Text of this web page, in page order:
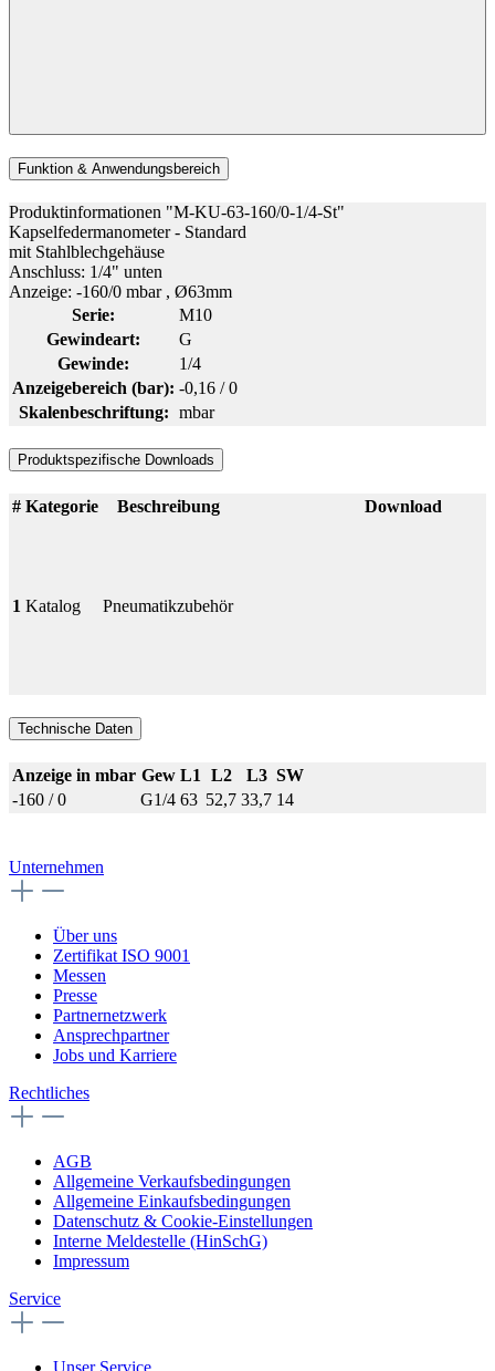
Funktion & Anwendungsbereich
Produktinformationen "M-KU-63-160/0-1/4-St"
Kapselfedermanometer - Standard
mit Stahlblechgehäuse
Anschluss: 1/4" unten
Anzeige: -160/0 mbar , Ø63mm
Serie:
M10
Gewindeart:
G
Gewinde:
1/4
Anzeigebereich (bar): -0,16 / 0
Skalenbeschriftung: mbar
Produktspezifische Downloads
# Kategorie Beschreibung Download
1 Katalog Pneumatikzubehör
Technische Daten
Anzeige in mbar Gew L1 L2 L3 SW
-160 / 0
G1/4 63 52,7 33,7 14
Unternehmen
Über uns
Zertifikat ISO 9001
Messen
Presse
Partnernetzwerk
Ansprechpartner
Jobs und Karriere
Rechtliches
AGB
Allgemeine Verkaufsbedingungen
Allgemeine Einkaufsbedingungen
Datenschutz & Cookie-Einstellungen
Interne Meldestelle (HinSchG)
Impressum
Service
Unser Service